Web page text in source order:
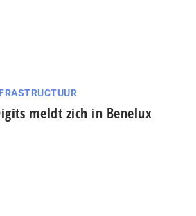
meldt zich in Benelux